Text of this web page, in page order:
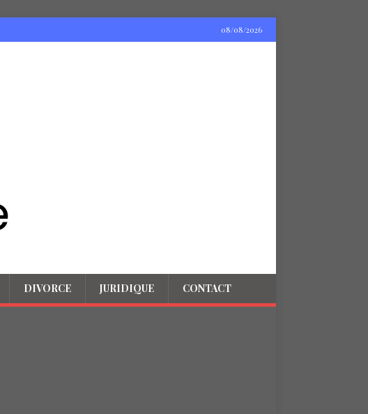
08/08/2026
DIVORCE JURIDIQUE CONTACT